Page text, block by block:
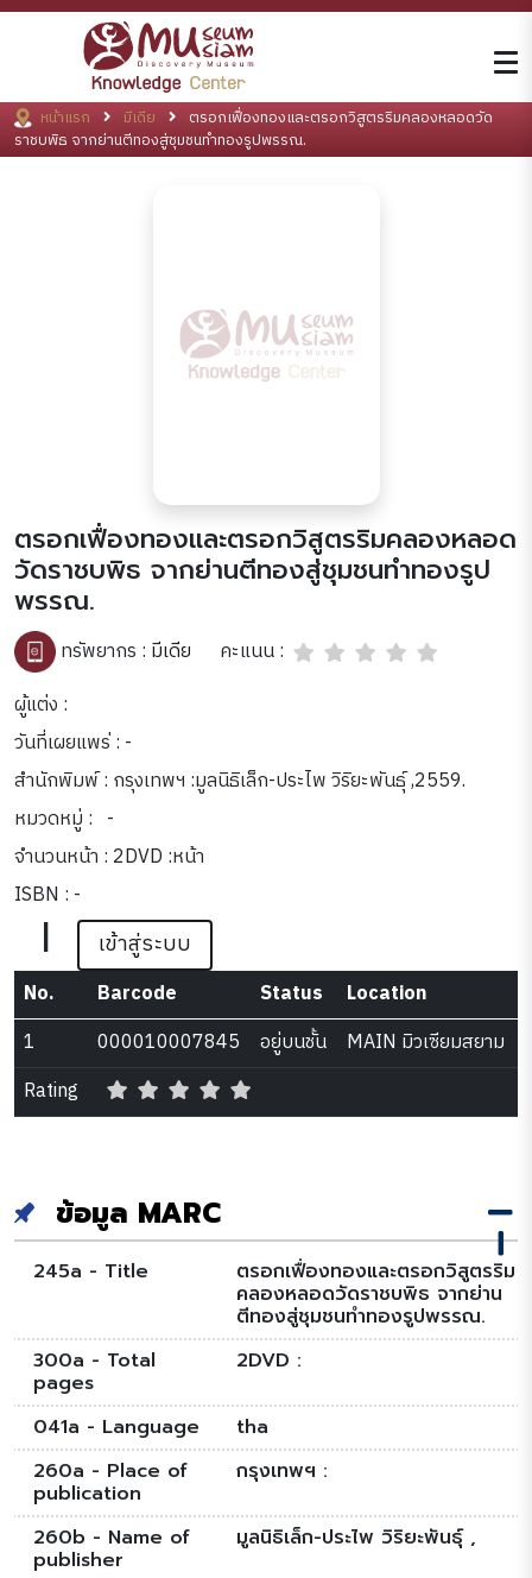
หน้าแรก มีเดีย
ตรอกเฟื่องทองและตรอกวิสูตรริมคลองหลอดวัด
ราชบพิธ จากย่านตีทองสู่ชุมชนทำทองรูปพรรณ.
ตรอกเฟื่องทองและตรอกวิสูตรริมคลองหลอด
วัดราชบพิธ จากย่านตีทองสู่ชุมชนทำทองรูป
พรรณ.
ทรัพยากร : มีเดีย
คะแนน :
ผู้แต่ง :
วันที่เผยแพร่ : -
สำนักพิมพ์ : กรุงเทพฯ :มูลนิธิเล็ก-ประไพ วิริยะพันธุ์ ,2559.
หมวดหมู่ : -
จำนวนหน้า : 2DVD :หน้า
ISBN : -
| เข้าสู่ระบบ
No. Barcode Status
Location
1
000010007845 อยู่บนชั้น
MAIN มิวเซียมสยาม
Rating
ข้อมูล MARC
245a - Title ตรอกเฟื่องทองและตรอกวิสูตรริม
คลองหลอดวัดราชบพิธ จากย่าน
ตีทองสู่ชุมชนทำทองรูปพรรณ.
300a - Total
pages
2DVD :
041a - Language
tha
260a - Place of
publication
กรุงเทพฯ :
260b - Name of
publisher
มูลนิธิเล็ก-ประไพ วิริยะพันธุ์ ,